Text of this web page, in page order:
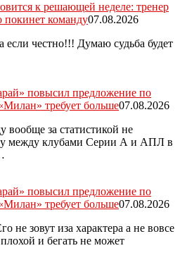
к решающей неделе: тренер
покинет команду07.08.2026
честно!!! Думаю судьба будет
повысил предложение по
требует больше07.08.2026
за статистикой не
между клубами Серии А и АПЛ в
повысил предложение по
требует больше07.08.2026
не зовут иза характера а не вовсе
и бегать не может